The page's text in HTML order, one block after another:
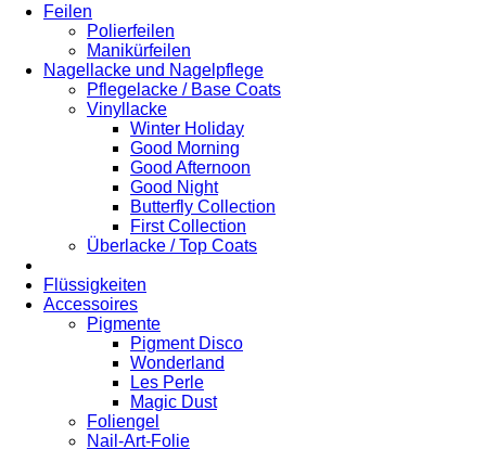
Feilen
Polierfeilen
Manikürfeilen
Nagellacke und Nagelpflege
Pflegelacke / Base Coats
Vinyllacke
Winter Holiday
Good Morning
Good Afternoon
Good Night
Butterfly Collection
First Collection
Überlacke / Top Coats
Flüssigkeiten
Accessoires
Pigmente
Pigment Disco
Wonderland
Les Perle
Magic Dust
Foliengel
Nail-Art-Folie